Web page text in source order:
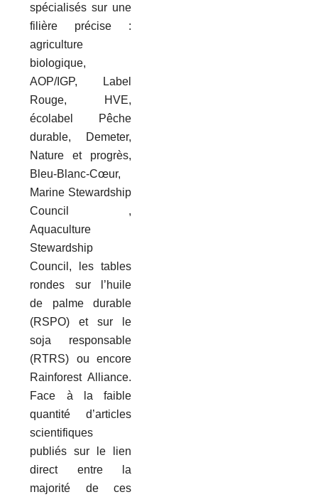
spécialisés sur une
filière précise :
agriculture
biologique,
AOP/IGP, Label
Rouge, HVE,
écolabel Pêche
durable, Demeter,
Nature et progrès,
Bleu-Blanc-Cœur,
Marine Stewardship
Council ,
Aquaculture
Stewardship
Council, les tables
rondes sur l’huile
de palme durable
(RSPO) et sur le
soja responsable
(RTRS) ou encore
Rainforest Alliance.
Face à la faible
quantité d’articles
scientifiques
publiés sur le lien
direct entre la
majorité de ces